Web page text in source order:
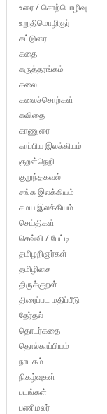
உரை / சொற்பொழிவு
உறுதிமொழிஞர்
கட்டுரை
கதை
கருத்தரங்கம்
கலை
கலைச்சொற்கள்
கவிதை
காணுரை
காப்பிய இலக்கியம்
குறள்நெறி
குறுந்தகவல்
சங்க இலக்கியம்
சமய இலக்கியம்
செய்திகள்
செவ்வி / பேட்டி
தமிழறிஞர்கள்
தமிழிசை
திருக்குறள்
திரைப்பட மதிப்பீடு
தேர்தல்
தொடர்கதை
தொல்காப்பியம்
நாடகம்
நிகழ்வுகள்
படங்கள்
பணிமலர்